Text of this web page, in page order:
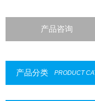
产品咨询
产品分类 PRODUCT